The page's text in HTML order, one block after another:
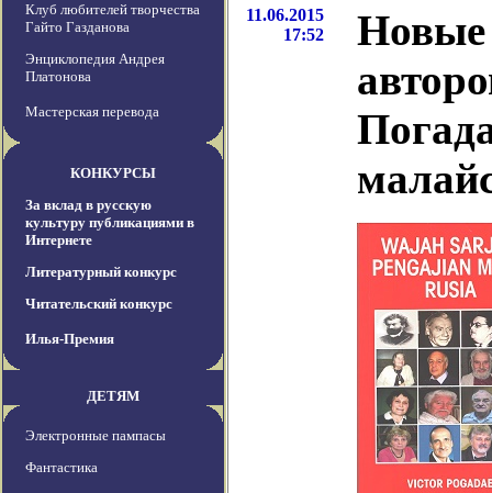
Клуб любителей творчества
Гайто Газданова
Энциклопедия Андрея
Платонова
Мастерская перевода
КОНКУРСЫ
За вклад в русскую
культуру публикациями в
Интернете
Литературный конкурс
Читательский конкурс
Илья-Премия
ДЕТЯМ
Электронные пампасы
Фантастика
11.06.2015
17:52
Новые